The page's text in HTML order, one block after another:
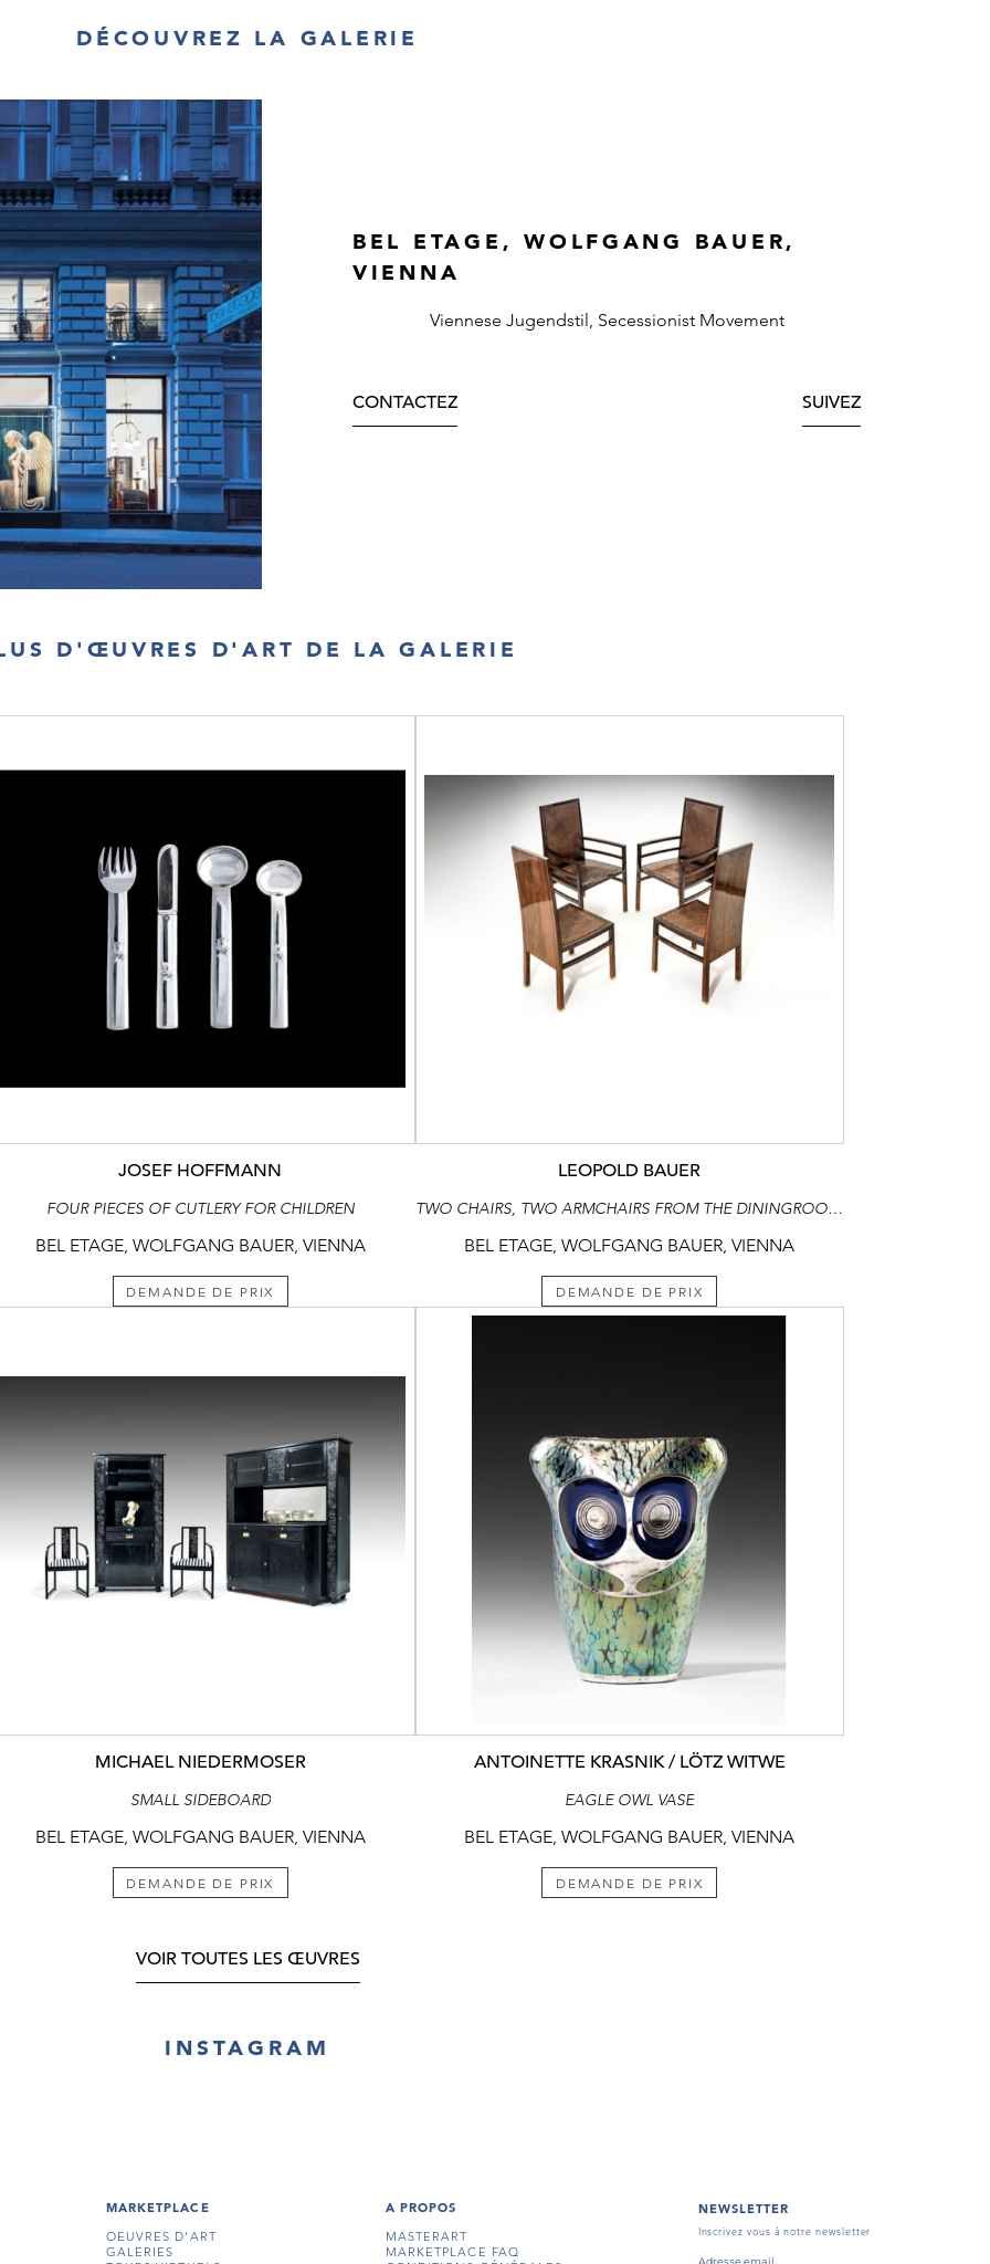
DÉCOUVREZ LA GALERIE
BEL ETAGE, WOLFGANG BAUER,
VIENNA
Viennese Jugendstil, Secessionist Movement
CONTACTEZ SUIVEZ
D'ŒUVRES D'ART DE LA GALERIE
JOSEF HOFFMANN
FOUR PIECES OF CUTLERY FOR CHILDREN
BEL ETAGE, WOLFGANG BAUER, VIENNA
DEMANDE DE PRIX
LEOPOLD BAUER
TWO CHAIRS, TWO ARMCHAIRS FROM THE DININGROOM OF THE VILLA KURZ IN JÄGERNDORF
BEL ETAGE, WOLFGANG BAUER, VIENNA
DEMANDE DE PRIX
MICHAEL NIEDERMOSER
SMALL SIDEBOARD
BEL ETAGE, WOLFGANG BAUER, VIENNA
DEMANDE DE PRIX
ANTOINETTE KRASNIK / LÖTZ WITWE
EAGLE OWL VASE
BEL ETAGE, WOLFGANG BAUER, VIENNA
DEMANDE DE PRIX
VOIR TOUTES LES ŒUVRES
INSTAGRAM
MARKETPLACE
OEUVRES D'ART
GALERIES
A PROPOS
MASTERART
MARKETPLACE FAQ
NEWSLETTER
Inscrivez vous à notre newsletter